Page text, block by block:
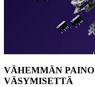
VÄHEMMÄN
VÄSYMISETTÄ